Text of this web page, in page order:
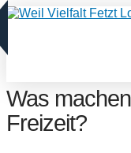
Was
Freizeit?